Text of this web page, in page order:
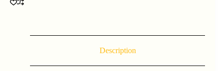
Description